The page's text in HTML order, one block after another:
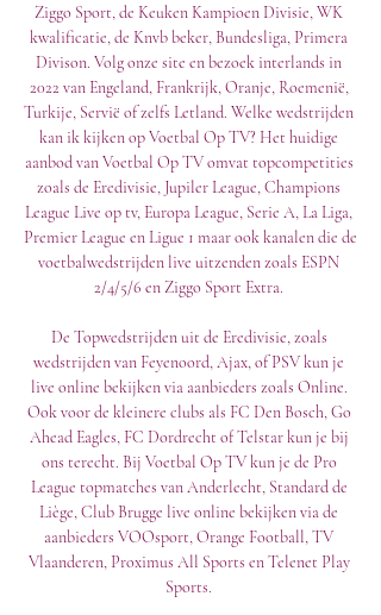
Ziggo Sport, de Keuken Kampioen Divisie, WK
kwalificatie, de Knvb beker, Bundesliga, Primera
Divison. Volg onze site en bezoek interlands in
2022 van Engeland, Frankrijk, Oranje, Roemenië,
Turkije, Servië of zelfs Letland. Welke wedstrijden
kan ik kijken op Voetbal Op TV? Het huidige
aanbod van Voetbal Op TV omvat topcompetities
zoals de Eredivisie, Jupiler League, Champions
League Live op tv, Europa League, Serie A, La Liga,
Premier League en Ligue 1 maar ook kanalen die de
voetbalwedstrijden live uitzenden zoals ESPN
2/4/5/6 en Ziggo Sport Extra.
De Topwedstrijden uit de Eredivisie, zoals
wedstrijden van Feyenoord, Ajax, of PSV kun je
live online bekijken via aanbieders zoals Online.
Ook voor de kleinere clubs als FC Den Bosch, Go
Ahead Eagles, FC Dordrecht of Telstar kun je bij
ons terecht. Bij Voetbal Op TV kun je de Pro
League topmatches van Anderlecht, Standard de
Liège, Club Brugge live online bekijken via de
aanbieders VOOsport, Orange Football, TV
Vlaanderen, Proximus All Sports en Telenet Play
Sports.